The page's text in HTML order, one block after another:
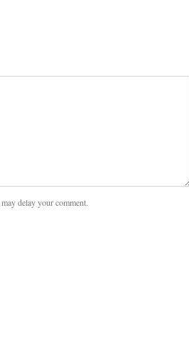
delay your comment.